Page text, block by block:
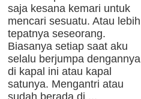
saja kesana kemari untuk
mencari sesuatu. Atau lebih
tepatnya seseorang.
Biasanya setiap saat aku
selalu berjumpa dengannya
di kapal ini atau kapal
satunya. Mengantri atau
sudah berada di ...